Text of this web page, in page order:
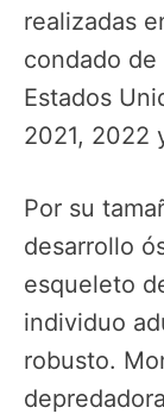
realizadas
condado de
Estados
2021, 2022
Por su
desarrollo
esqueleto
individuo
robusto.